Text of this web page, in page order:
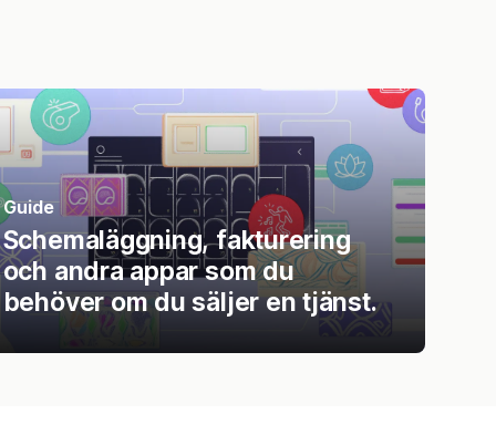
Guide
Schemaläggning, fakturering
och andra appar som du
behöver om du säljer en tjänst.